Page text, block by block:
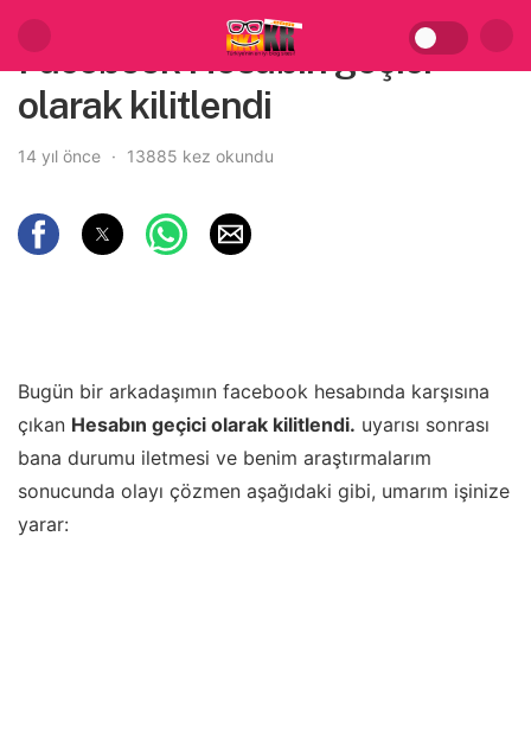
Facebook Hesabın geçici
olarak kilitlendi
14 yıl önce 13885 kez okundu
Bugün bir arkadaşımın facebook hesabında karşısına
çıkan Hesabın geçici olarak kilitlendi. uyarısı sonrası
bana durumu iletmesi ve benim araştırmalarım
sonucunda olayı çözmen aşağıdaki gibi, umarım işinize
yarar: